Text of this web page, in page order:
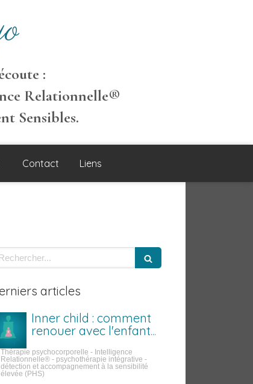
:
Relationnelle®
Sensibles.
Contact Liens
articles
Inner child : comment
renouer avec l'enfant
Thérapie psychocorporelle - Intelligence
Relationnelle® - psychothérapie intégrative -
détection et accompagnement à la sensibilité
élevée (PHS)